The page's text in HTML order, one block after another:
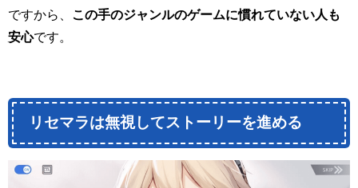
ですから、
この手のジャンルのゲームに慣れていない人も
安心です。
リセマラは無視してストーリーを進める